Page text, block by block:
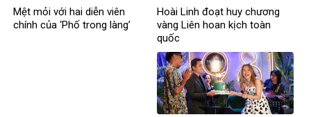
Mệt mỏi với hai diễn viên
chính của ‘Phố trong làng’
Hoài Linh đoạt huy chương
vàng Liên hoan kịch toàn
quốc